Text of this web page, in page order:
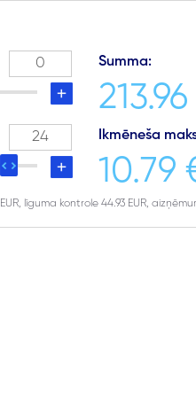
Summa:
Ikmēneša
10.79
EUR, līguma kontrole 44.93 EUR,